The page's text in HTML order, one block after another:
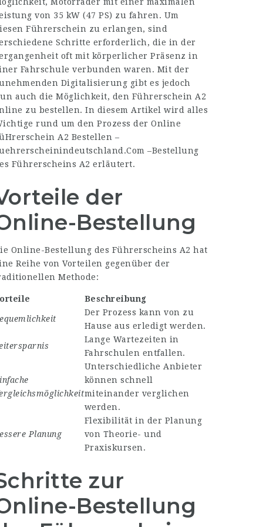
von 35 kW (47 PS) zu fahren. Um
Führerschein zu erlangen, sind
Schritte erforderlich, die in der
oft mit körperlicher Präsenz in
Fahrschule verbunden waren. Mit der
Digitalisierung gibt es jedoch
auch die Möglichkeit, den Führerschein A2
zu bestellen. In diesem Artikel wird alles
rund um den Prozess der Online
A2 Bestellen –
–Bestellung
Führerscheins A2 erläutert.
der
Bestellung
Online-Bestellung des Führerscheins A2 hat
Reihe von Vorteilen gegenüber der
Methode:
Beschreibung
Der Prozess kann von zu
Hause aus erledigt werden.
Lange Wartezeiten in
Fahrschulen entfallen.
Unterschiedliche Anbieter
können schnell
miteinander verglichen
werden.
Planung
Flexibilität in der Planung
von Theorie- und
Praxiskursen.
zur
Bestellung